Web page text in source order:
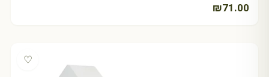
₪71.00
♡